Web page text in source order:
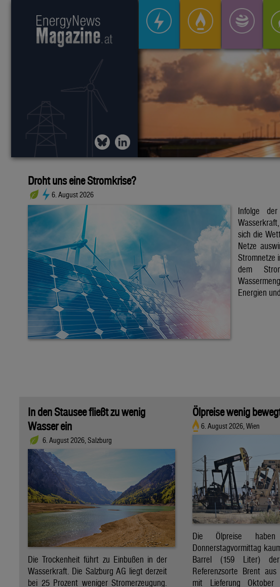
Droht uns eine Stromkrise?
6. August 2026
Infolge
sich die
Netze
Stromnetze
dem
Energien
In den Stausee fließt zu wenig
Wasser ein
6. August 2026, Salzburg
Die Trockenheit führt zu Einbußen in der
Wasserkraft. Die Salzburg AG liegt derzeit
bei 25 Prozent weniger Stromerzeugung.
Ölpreise wenig
6. August 2026, Wien
Die Ölpreise
Donnerstagvormittag
Barrel (159 Liter)
Referenzsorte Brent
mit Lieferung